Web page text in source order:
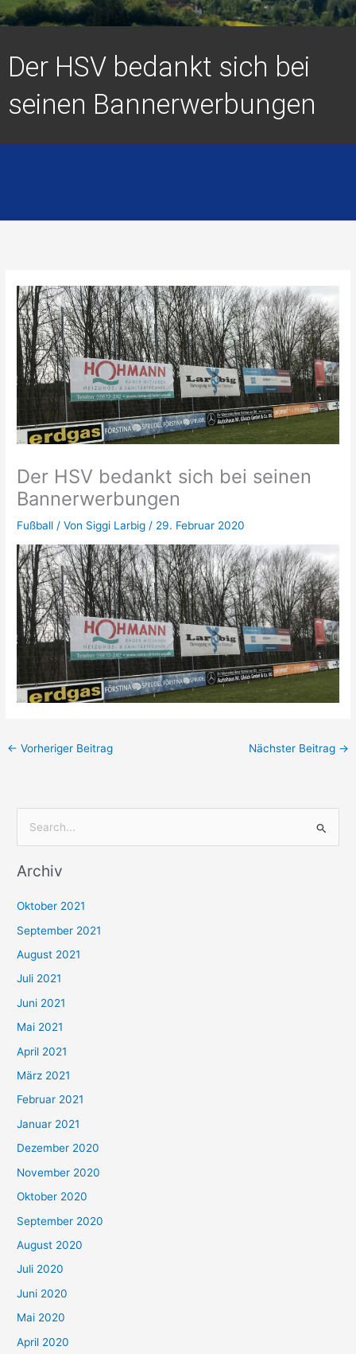
Der HSV bedankt sich bei
seinen Bannerwerbungen
Der HSV bedankt sich bei seinen
Bannerwerbungen
Fußball / Von Siggi Larbig/ 29. Februar 2020
← Vorheriger Beitrag Nächster Beitrag →
c
n
n
a
c
h
:
Archiv
Oktober 2021
September 2021
August 2021
Juli 2021
Juni 2021
Mai 2021
April 2021
März 2021
Februar 2021
Januar 2021
Dezember 2020
November 2020
Oktober 2020
September 2020
August 2020
Juli 2020
Juni 2020
Mai 2020
April 2020